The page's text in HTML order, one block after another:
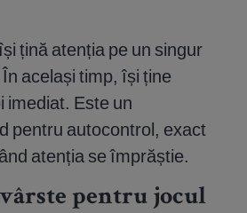
țină atenția pe un singur
același timp, își ține
imediat. Este un
pentru autocontrol, exact
atenția se împrăștie.
pentru jocul